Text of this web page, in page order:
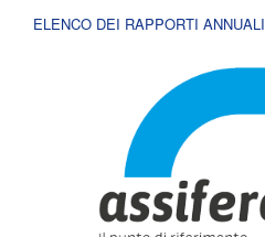
ELENCO DEI RAPPORTI ANNUALI